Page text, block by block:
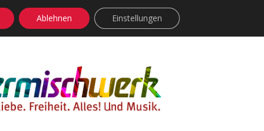
facebook
instagram
rss soundcloud
vimeoBluesky
Ablehnen Einstellungen